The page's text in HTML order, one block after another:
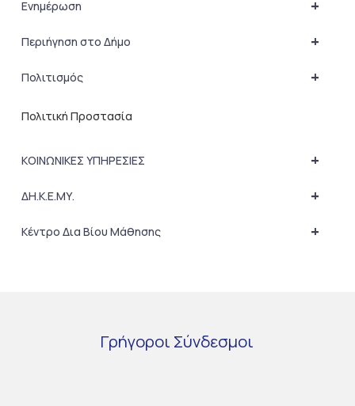
+
Ενημέρωση
+
Περιήγηση στο Δήμο
+
Πολιτισμός
Πολιτική Προστασία
+
ΚΟΙΝΩΝΙΚΕΣ ΥΠΗΡΕΣΙΕΣ
+
ΔΗ.Κ.Ε.ΜΥ.
+
Κέντρο Δια Βίου Μάθησης
Γρήγοροι Σύνδεσμοι